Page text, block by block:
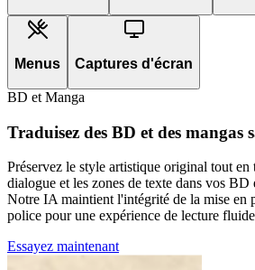
Menus Captures d'écran
BD et Manga
Traduisez des BD et des mangas
Préservez le style artistique original tout en
dialogue et les zones de texte dans vos BD
Notre IA maintient l'intégrité de la mise en
police pour une expérience de lecture
Essayez maintenant